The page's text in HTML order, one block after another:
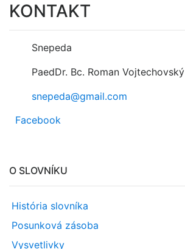
KONTAKT
Snepeda
PaedDr. Bc. Roman Vojtechovský
snepeda@gmail.com
Facebook
O SLOVNÍKU
História slovníka
Posunková zásoba
Vysvetlivky